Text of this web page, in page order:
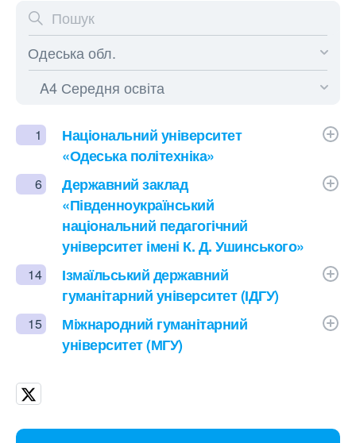
1
Національний університет
«Одеська політехніка»
6
Державний заклад
«Південноукраїнський
національний педагогічний
університет імені К. Д. Ушинського»
14
Ізмаїльський державний
гуманітарний університет (ІДГУ)
15
Міжнародний гуманітарний
університет (МГУ)